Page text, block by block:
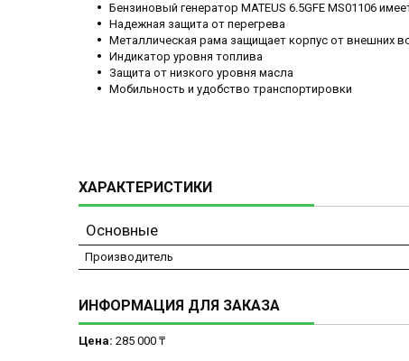
Бензиновый генератор MATEUS 6.5GFE MS01106
Надежная защита от перегрева
Металлическая рама защищает корпус от внешних
Индикатор уровня топлива
Защита от низкого уровня масла
Мобильность и удобство транспортировки
ХАРАКТЕРИСТИКИ
Основные
Производитель
ИНФОРМАЦИЯ ДЛЯ ЗАКАЗА
Цена: 285 000 ₸